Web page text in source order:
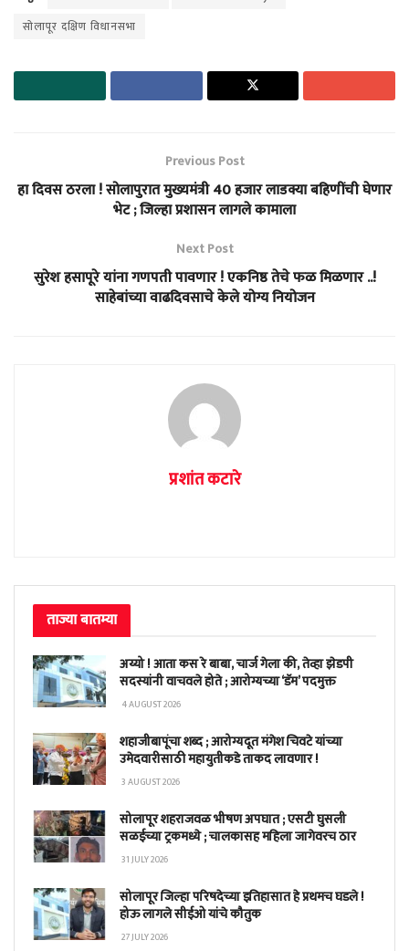
सोलापूर दक्षिण विधानसभा
Previous Post
हा दिवस ठरला ! सोलापुरात मुख्यमंत्री 40 हजार लाडक्या बहिणींची घेणार
भेट ; जिल्हा प्रशासन लागले कामाला
Next Post
सुरेश हसापूरे यांना गणपती पावणार ! एकनिष्ठ तेचे फळ मिळणार ..!
साहेबांच्या वाढदिवसाचे केले योग्य नियोजन
प्रशांत कटारे
ताज्या बातम्या
अय्यो ! आता कस रे बाबा, चार्ज गेला की, तेव्हा झेडपी
सदस्यांनी वाचवले होते ; आरोग्यच्या ‘डॅम’ पदमुक्त
4 AUGUST 2026
शहाजीबापूंचा शब्द ; आरोग्यदूत मंगेश चिवटे यांच्या
उमेदवारीसाठी महायुतीकडे ताकद लावणार !
3 AUGUST 2026
सोलापूर शहराजवळ भीषण अपघात ; एसटी घुसली
सळईच्या ट्रकमध्ये ; चालकासह महिला जागेवरच ठार
31 JULY 2026
सोलापूर जिल्हा परिषदेच्या इतिहासात हे प्रथमच घडले !
होऊ लागले सीईओ यांचे कौतुक
27 JULY 2026